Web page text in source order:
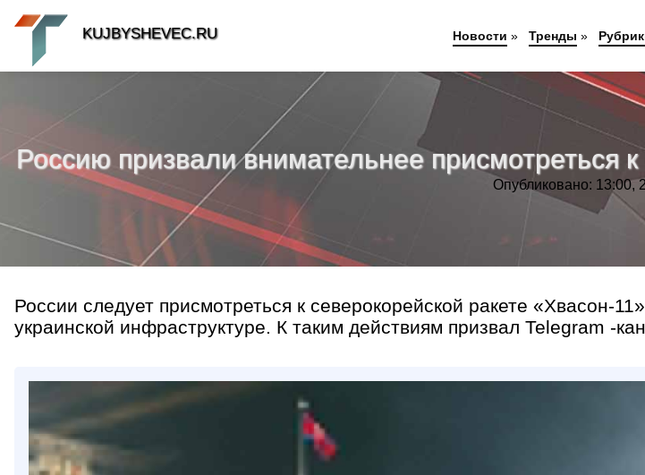
Россию призвали внимательнее присмотреться
Опубликовано: 13:00,
России следует присмотреться к северокорейской ракете «Хвасон-
украинской инфраструктуре. К таким действиям призвал Telegram -
KUJBYSHEVEC.RU Новости » Тренды »